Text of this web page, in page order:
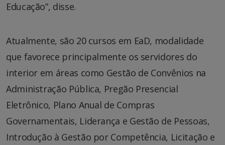
Educação”, disse.
Atualmente, são 20 cursos em EaD, modalidade
que favorece principalmente os servidores do
interior em áreas como Gestão de Convênios na
Administração Pública, Pregão Presencial
Eletrônico, Plano Anual de Compras
Governamentais, Liderança e Gestão de Pessoas,
Introdução à Gestão por Competência, Licitação e